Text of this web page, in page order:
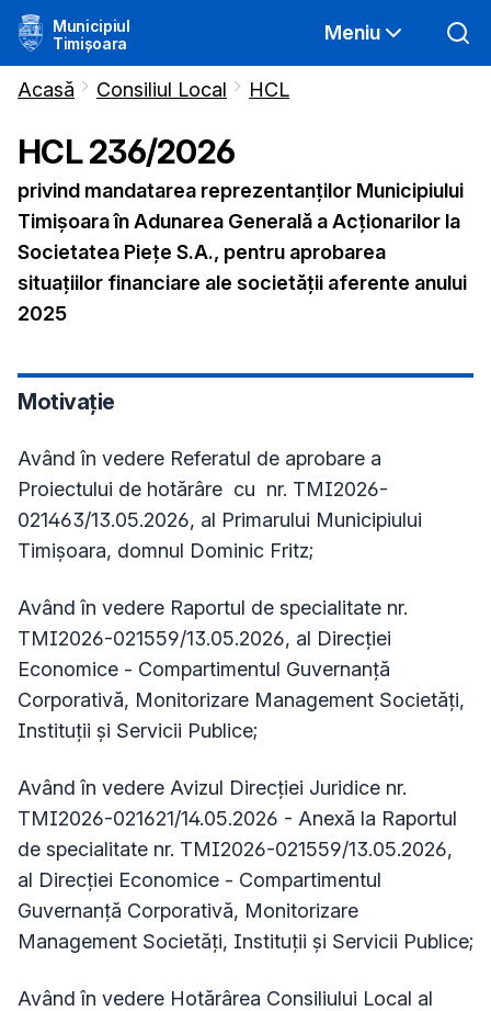
Municipiul
Timișoara
Meniu
Acasă Consiliul Local HCL
HCL236/2026
privind mandatarea reprezentanților Municipiului
Timișoara în Adunarea Generală a Acționarilor la
Societatea Piețe S.A., pentru aprobarea
situațiilor financiare ale societății aferente anului
2025
Motivație
Având în vedere Referatul de aprobare a
Proiectului de hotărâre cu nr. TMI2026-
021463/13.05.2026, al Primarului Municipiului
Timişoara, domnul Dominic Fritz;
Având în vedere Raportul de specialitate nr.
TMI2026-021559/13.05.2026, al Direcției
Economice - Compartimentul Guvernanță
Corporativă, Monitorizare Management Societăți,
Instituții și Servicii Publice;
Având în vedere Avizul Direcției Juridice nr.
TMI2026-021621/14.05.2026 - Anexă la Raportul
de specialitate nr. TMI2026-021559/13.05.2026,
al Direcției Economice - Compartimentul
Guvernanță Corporativă, Monitorizare
Management Societăți, Instituții și Servicii Publice;
Având în vedere Hotărârea Consiliului Local al